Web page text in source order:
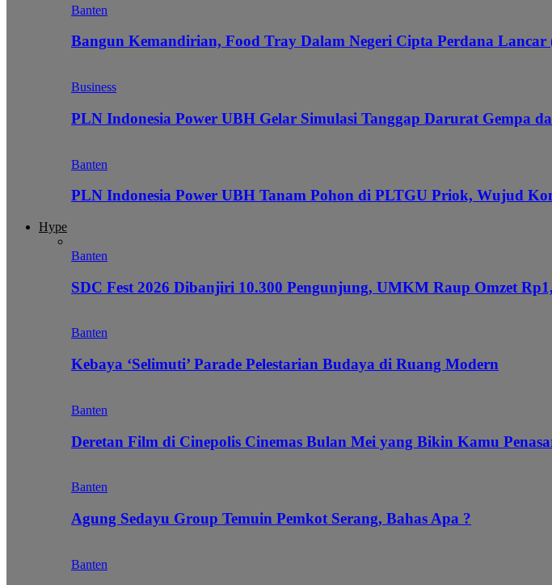
Banten
Bangun Kemandirian, Food Tray Dalam Negeri Cipta Perdana
Business
PLN Indonesia Power UBH Gelar Simulasi Tanggap Darurat Gempa
Banten
PLN Indonesia Power UBH Tanam Pohon di PLTGU Priok, Wujud
Hype
Banten
SDC Fest 2026 Dibanjiri 10.300 Pengunjung, UMKM Raup Omzet
Banten
Kebaya ‘Selimuti’ Parade Pelestarian Budaya di Ruang Modern
Banten
Deretan Film di Cinepolis Cinemas Bulan Mei yang Bikin Kamu
Banten
Agung Sedayu Group Temuin Pemkot Serang, Bahas Apa ?
Banten